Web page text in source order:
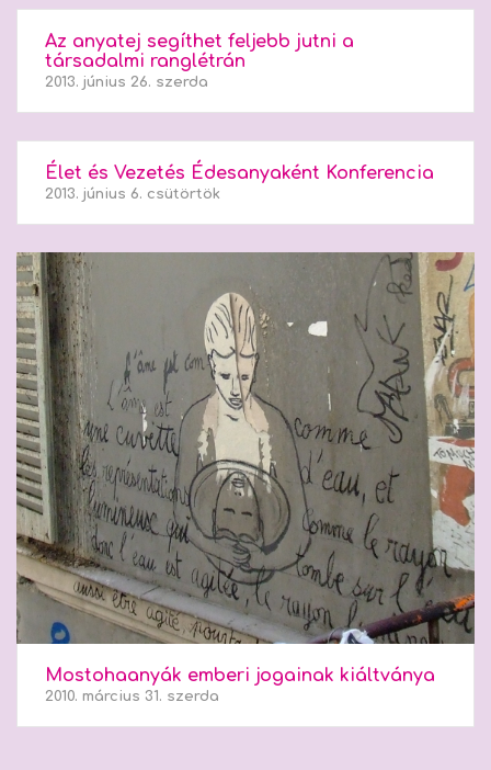
Az anyatej segíthet feljebb jutni a
társadalmi ranglétrán
2013. június 26. szerda
Élet és Vezetés Édesanyaként Konferencia
2013. június 6. csütörtök
Mostohaanyák emberi jogainak kiáltványa
2010. március 31. szerda